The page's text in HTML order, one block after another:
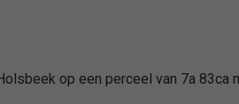
op een perceel van 7a 83ca